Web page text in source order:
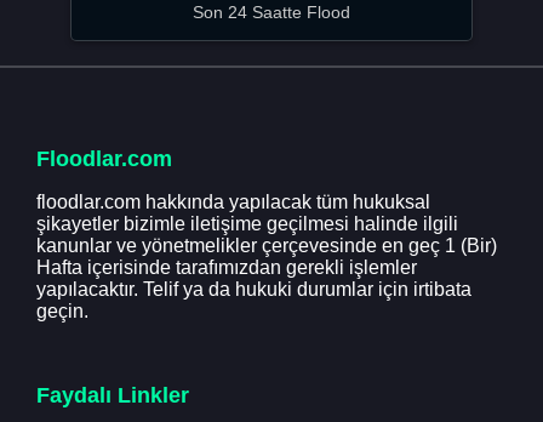
Son 24 Saatte Flood
Floodlar.com
floodlar.com hakkında yapılacak tüm hukuksal
şikayetler bizimle iletişime geçilmesi halinde ilgili
kanunlar ve yönetmelikler çerçevesinde en geç 1 (Bir)
Hafta içerisinde tarafımızdan gerekli işlemler
yapılacaktır. Telif ya da hukuki durumlar için irtibata
geçin.
Faydalı Linkler